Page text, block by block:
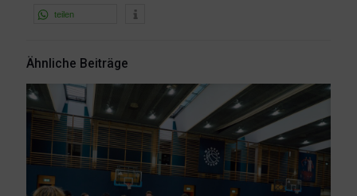
teilen
Ähnliche Beiträge